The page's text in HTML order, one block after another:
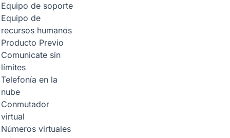
Equipo de soporte
Equipo de
recursos humanos
Producto Previo
Comunicate sin
límites
Telefonía en la
nube
Conmutador
virtual
Números virtuales